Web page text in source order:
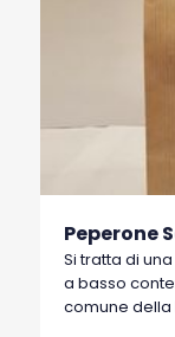
Peperone
Si tratta di
a basso
comune della